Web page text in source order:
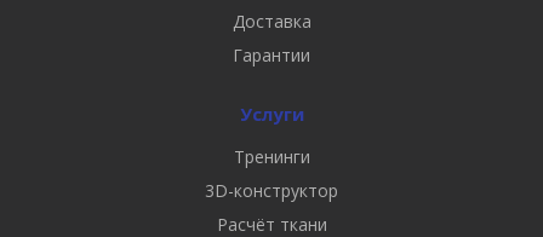
Доставка
Гарантии
Услуги
Тренинги
3D-конструктор
Расчёт ткани